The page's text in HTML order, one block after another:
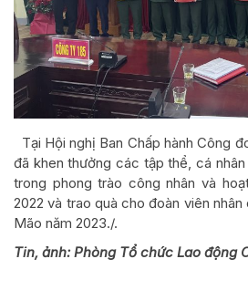
Tại Hội nghị Ban Chấp hành Công
đã khen thưởng các tập thể, cá
trong phong trào công nhân và
2022 và trao quà cho đoàn viên
Mão năm 2023./.
Tin, ảnh: Phòng Tổ chức Lao động